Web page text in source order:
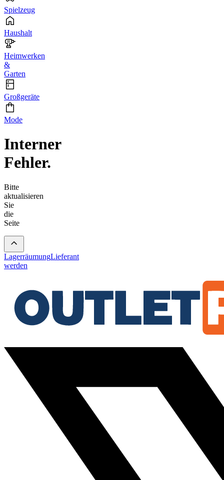
Spielzeug
Haushalt
Heimwerken
&
Garten
Großgeräte
Mode
Interner
Fehler.
Bitte
aktualisieren
Sie
die
Seite
LagerräumungLieferant
werden